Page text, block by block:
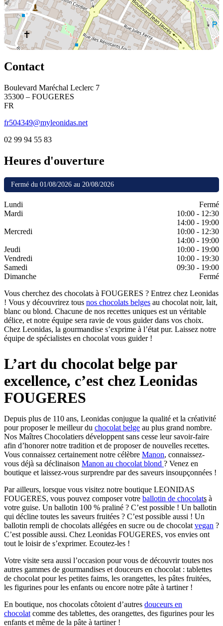
Contact
Boulevard Maréchal Leclerc 7
35300 – FOUGERES
FR
fr504349@myleonidas.net
02 99 94 55 83
Heures d'ouverture
Fermé du 01/08/2026 au 20/08/2026
Lundi
Fermé
Mardi
10:00 - 12:30
14:00 - 19:00
Mercredi
10:00 - 12:30
14:00 - 19:00
Jeudi
10:00 - 19:00
Vendredi
10:00 - 19:30
Samedi
09:30 - 19:00
Dimanche
Fermé
Vous cherchez des chocolats à FOUGERES ? Entrez chez Leonidas
! Vous y découvrirez tous nos chocolats belges au chocolat noir, lait,
blanc ou blond. Chacune de nos recettes uniques est un véritable
délice, et notre équipe sera ravie de vous guider dans vos choix.
Chez Leonidas, la gourmandise s’exprime à l’état pur. Laissez notre
équipe de spécialistes en chocolat vous guider !
L’art du chocolat belge par
excellence, c’est chez Leonidas
FOUGERES
Depuis plus de 110 ans, Leonidas conjugue la qualité et la créativité
pour proposer le meilleur du chocolat belge au plus grand nombre.
Nos Maîtres Chocolatiers développent sans cesse leur savoir-faire
afin d’honorer notre tradition et de proposer de nouvelles recettes.
Vous connaissez certainement notre célèbre Manon, connaissez-
vous déjà sa déclinaison Manon au chocolat blond ? Venez en
boutique et laissez-vous surprendre par des saveurs insoupçonnées !
Par ailleurs, lorsque vous visitez notre boutique LEONIDAS
FOUGERES, vous pouvez composer votre ballotin de chocolats à
votre guise. Un ballotin 100 % praliné ? C’est possible ! Un ballotin
qui décline toutes les saveurs fruitées ? C’est possible aussi ! Un
ballotin rempli de chocolats allégées en sucre ou de chocolat vegan ?
C’est possible aussi. Chez Leonidas FOUGERES, vos envies ont
tout le loisir de s’exprimer. Ecoutez-les !
Votre visite sera aussi l’occasion pour vous de découvrir toutes nos
autres gammes de gourmandises et douceurs en chocolat : tablettes
de chocolat pour les petites faims, les orangettes, les pâtes fruitées,
les figurines pour les enfants ou encore notre pâte à tartiner !
En boutique, nos chocolats côtoient d’autres douceurs en
chocolat comme des tablettes, des orangettes, des figurines pour les
enfants et même de la pâte à tartiner !